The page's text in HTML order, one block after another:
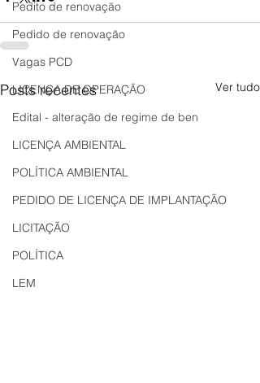
Pedito de renovação
Pedido de renovação
Vagas PCD
LICENÇA DE OPERAÇÃO
Edital - alteração de regime de ben
LICENÇA AMBIENTAL
POLÍTICA AMBIENTAL
PEDIDO DE LICENÇA DE IMPLANTAÇÃO
LICITAÇÃO
POLÍTICA
LEM
Posts recentes Ver tudo